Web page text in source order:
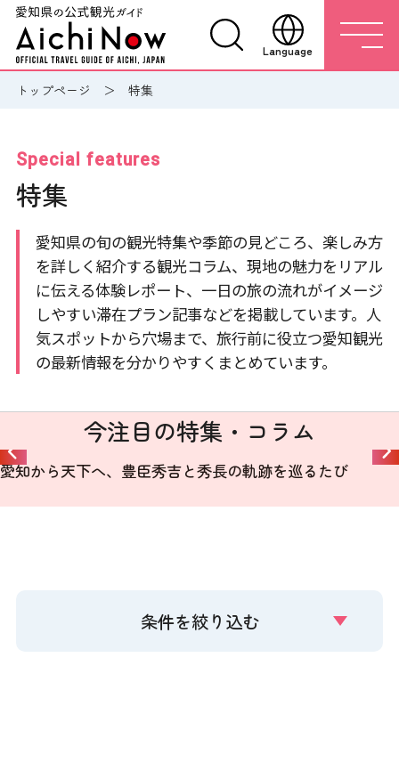
Language
トップページ 特集
Special features
特集
愛知県の旬の観光特集や季節の見どころ、楽しみ方
を詳しく紹介する観光コラム、現地の魅力をリアル
に伝える体験レポート、一日の旅の流れがイメージ
しやすい滞在プラン記事などを掲載しています。人
気スポットから穴場まで、旅行前に役立つ愛知観光
の最新情報を分かりやすくまとめています。
今注目の特集・コラム
愛知から天下へ、豊臣秀吉と秀長の軌跡を巡るたび
条件を絞り込む